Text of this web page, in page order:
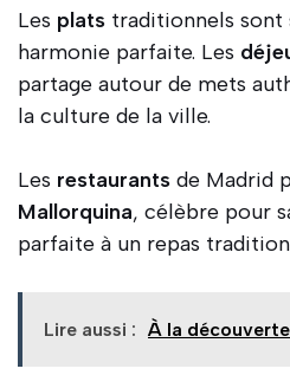
Les plats traditionnels sont
harmonie parfaite. Les
partage autour de mets
la culture de la ville.
Les restaurants de Madrid
Mallorquina, célèbre pour
parfaite à un repas
Lire aussi : À la